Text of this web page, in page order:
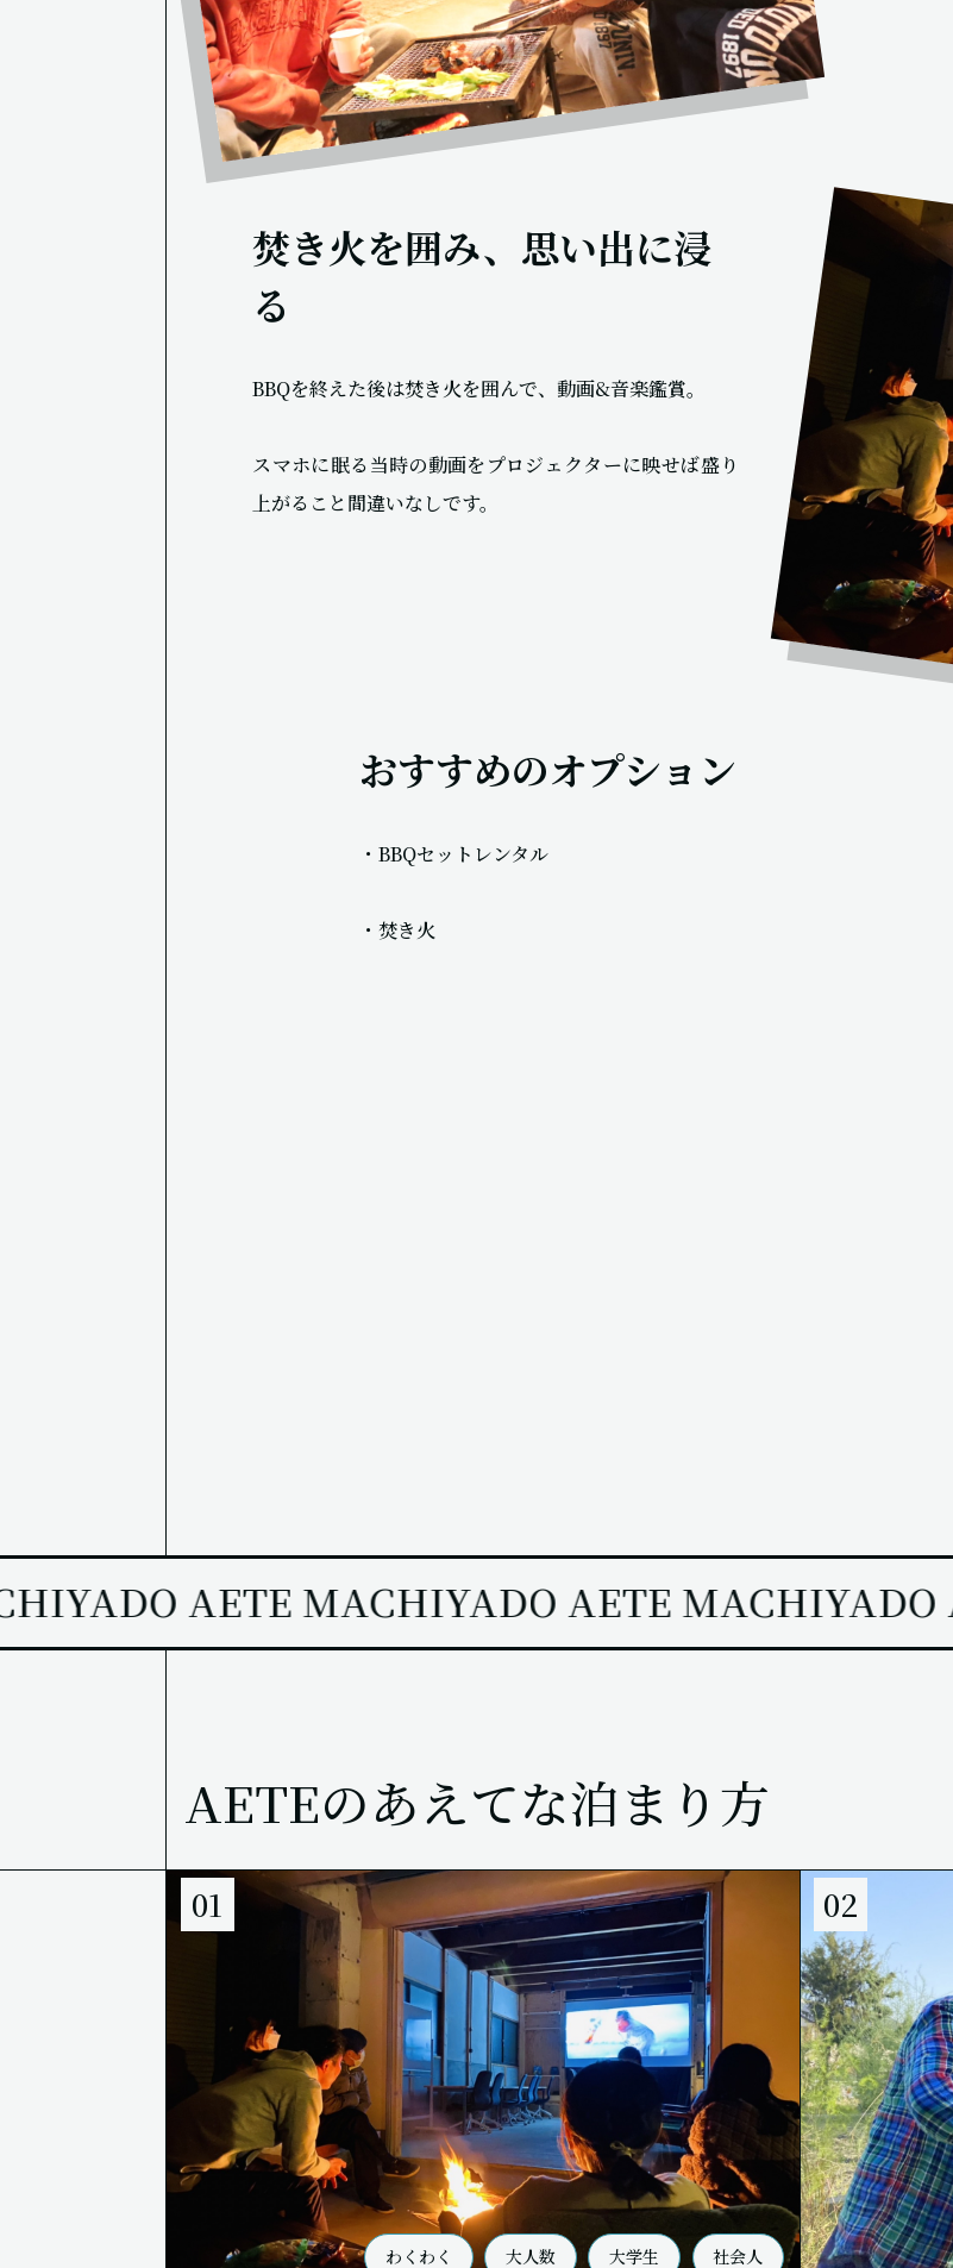
焚き火を囲み、思い出に浸
る
BBQを終えた後は焚き火を囲んで、動画&音楽鑑賞。
スマホに眠る当時の動画をプロジェクターに映せば盛り
上がること間違いなしです。
おすすめのオプション
・BBQセットレンタル
・焚き火
AETE MACHIYADO AETE
AETEのあえてな泊まり方
01
わくわく 大人数 大学生 社会人
02